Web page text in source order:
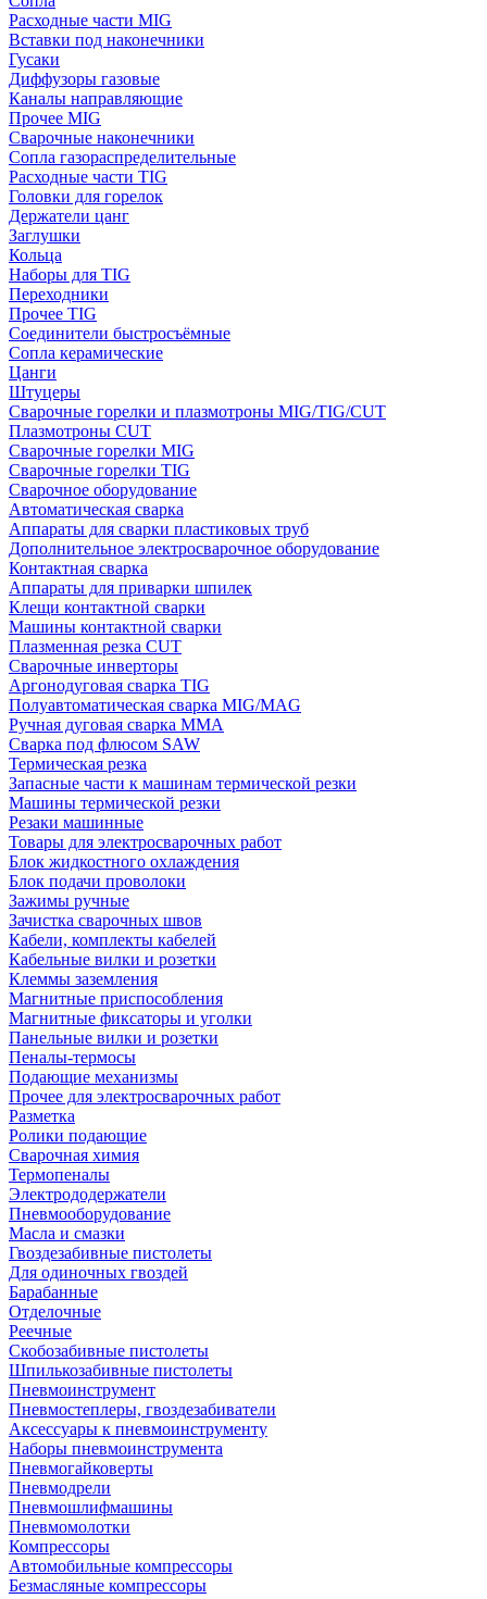
Расходные части MIG
Вставки под наконечники
Гусаки
Диффузоры газовые
Каналы направляющие
Прочее MIG
Сварочные наконечники
Сопла газораспределительные
Расходные части TIG
Головки для горелок
Держатели цанг
Заглушки
Кольца
Наборы для TIG
Переходники
Прочее TIG
Соединители быстросъёмные
Сопла керамические
Цанги
Штуцеры
Сварочные горелки и плазмотроны MIG/TIG/CUT
Плазмотроны CUT
Сварочные горелки MIG
Сварочные горелки TIG
Сварочное оборудование
Автоматическая сварка
Аппараты для сварки пластиковых труб
Дополнительное электросварочное оборудование
Контактная сварка
Аппараты для приварки шпилек
Клещи контактной сварки
Машины контактной сварки
Плазменная резка CUT
Сварочные инверторы
Аргонодуговая сварка TIG
Полуавтоматическая сварка MIG/MAG
Ручная дуговая сварка MMA
Сварка под флюсом SAW
Термическая резка
Запасные части к машинам термической резки
Машины термической резки
Резаки машинные
Товары для электросварочных работ
Блок жидкостного охлаждения
Блок подачи проволоки
Зажимы ручные
Зачистка сварочных швов
Кабели, комплекты кабелей
Кабельные вилки и розетки
Клеммы заземления
Магнитные приспособления
Магнитные фиксаторы и уголки
Панельные вилки и розетки
Пеналы-термосы
Подающие механизмы
Прочее для электросварочных работ
Разметка
Ролики подающие
Сварочная химия
Термопеналы
Электрододержатели
Пневмооборудование
Масла и смазки
Гвоздезабивные пистолеты
Для одиночных гвоздей
Барабанные
Отделочные
Реечные
Скобозабивные пистолеты
Шпилькозабивные пистолеты
Пневмоинструмент
Пневмостеплеры, гвоздезабиватели
Аксессуары к пневмоинструменту
Наборы пневмоинструмента
Пневмогайковерты
Пневмодрели
Пневмошлифмашины
Пневмомолотки
Компрессоры
Автомобильные компрессоры
Безмасляные компрессоры